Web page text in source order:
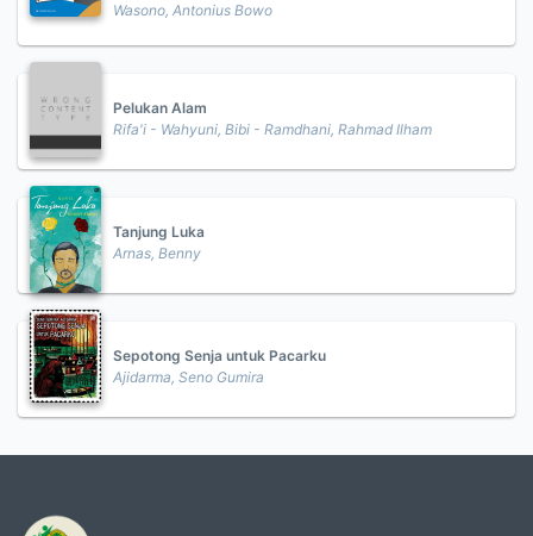
Wasono, Antonius Bowo
Pelukan Alam
Rifa'i - Wahyuni, Bibi - Ramdhani, Rahmad Ilham
Tanjung Luka
Arnas, Benny
Sepotong Senja untuk Pacarku
Ajidarma, Seno Gumira